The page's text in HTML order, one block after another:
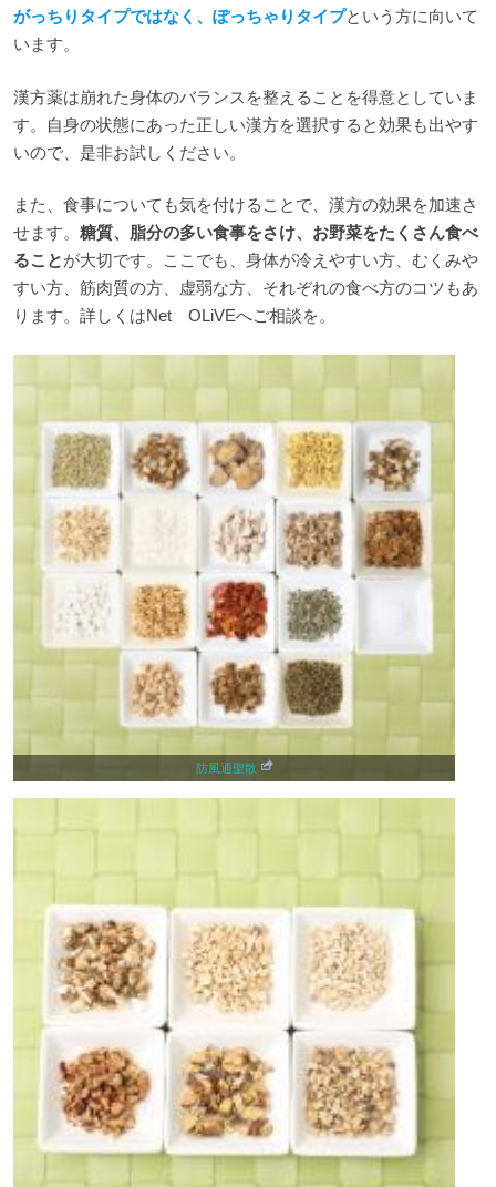
がっちりタイプではなく、ぽっちゃりタイプという方に向いて
います。
漢方薬は崩れた身体のバランスを整えることを得意としていま
す。自身の状態にあった正しい漢方を選択すると効果も出やす
いので、是非お試しください。
また、食事についても気を付けることで、漢方の効果を加速さ
せます。 糖質、脂分の多い食事をさけ、お野菜をたくさん食べ
ることが大切です。ここでも、身体が冷えやすい方、むくみや
すい方、筋肉質の方、虚弱な方、それぞれの食べ方のコツもあ
ります。詳しくはNet OLiVEへご相談を。
防風通聖散